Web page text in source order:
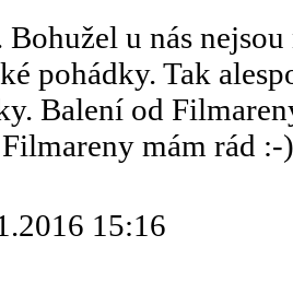
u nás
pohádky. Tak
Balení od
mám rád :-)
15:16